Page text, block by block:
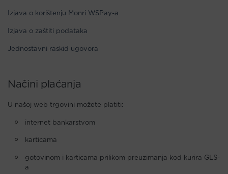
Izjava o korištenju Monri WSPay-a
Izjava o zaštiti podataka
Jednostavni raskid ugovora
Načini plaćanja
U našoj web trgovini možete platiti:
internet bankarstvom
karticama
gotovinom i karticama prilikom preuzimanja kod kurira GLS-
a